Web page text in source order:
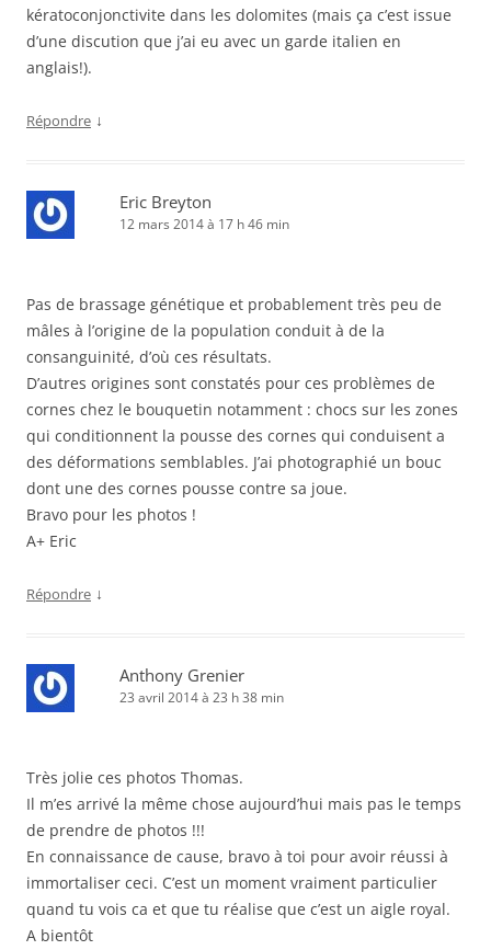
kératoconjonctivite dans les dolomites (mais ça c’est issue
d’une discution que j’ai eu avec un garde italien en
anglais!).
Répondre ↓
Eric Breyton
12 mars 2014 à 17 h 46 min
Pas de brassage génétique et probablement très peu de
mâles à l’origine de la population conduit à de la
consanguinité, d’où ces résultats.
D’autres origines sont constatés pour ces problèmes de
cornes chez le bouquetin notamment : chocs sur les zones
qui conditionnent la pousse des cornes qui conduisent a
des déformations semblables. J’ai photographié un bouc
dont une des cornes pousse contre sa joue.
Bravo pour les photos !
A+ Eric
Répondre ↓
Anthony Grenier
23 avril 2014 à 23 h 38 min
Très jolie ces photos Thomas.
Il m’es arrivé la même chose aujourd’hui mais pas le temps
de prendre de photos !!!
En connaissance de cause, bravo à toi pour avoir réussi à
immortaliser ceci. C’est un moment vraiment particulier
quand tu vois ca et que tu réalise que c’est un aigle royal.
A bientôt